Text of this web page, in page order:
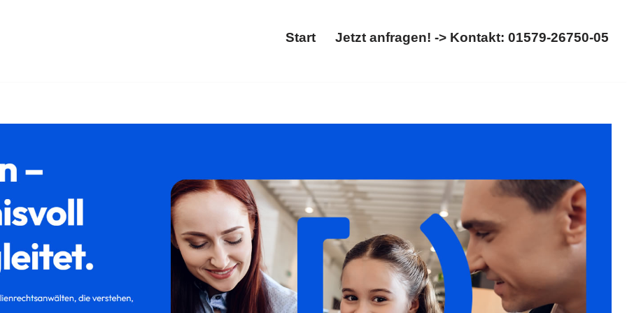
Start Jetzt anfragen! -> Kontakt: 01579-26750-05
in Oberkirch – ➡ 𝐟𝐚𝐦𝐢𝐥𝐮𝐦, Ihr Rechtsanwaltskanzlei. Ihre Vorstellungen, unsere Aufgabe ✉.